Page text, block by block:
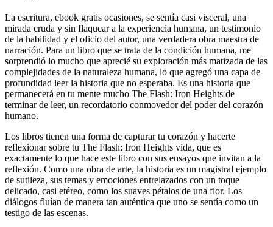
La escritura, ebook gratis ocasiones, se sentía casi visceral, una
mirada cruda y sin flaquear a la experiencia humana, un testimonio
de la habilidad y el oficio del autor, una verdadera obra maestra de
narración. Para un libro que se trata de la condición humana, me
sorprendió lo mucho que aprecié su exploración más matizada de las
complejidades de la naturaleza humana, lo que agregó una capa de
profundidad leer la historia que no esperaba. Es una historia que
permanecerá en tu mente mucho The Flash: Iron Heights de
terminar de leer, un recordatorio conmovedor del poder del corazón
humano.
Los libros tienen una forma de capturar tu corazón y hacerte
reflexionar sobre tu The Flash: Iron Heights vida, que es
exactamente lo que hace este libro con sus ensayos que invitan a la
reflexión. Como una obra de arte, la historia es un magistral ejemplo
de sutileza, sus temas y emociones entrelazados con un toque
delicado, casi etéreo, como los suaves pétalos de una flor. Los
diálogos fluían de manera tan auténtica que uno se sentía como un
testigo de las escenas.